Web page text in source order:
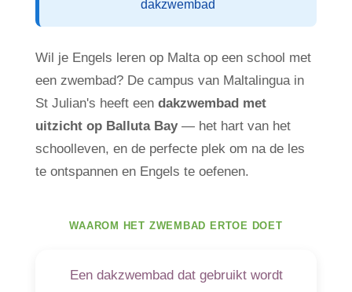
dakzwembad
Wil je Engels leren op Malta op een school met
een zwembad? De campus van Maltalingua in
St Julian's heeft een dakzwembad met
uitzicht op Balluta Bay— het hart van het
schoolleven, en de perfecte plek om na de les
te ontspannen en Engels te oefenen.
WAAROM HET ZWEMBAD ERTOE DOET
Een dakzwembad dat gebruikt wordt